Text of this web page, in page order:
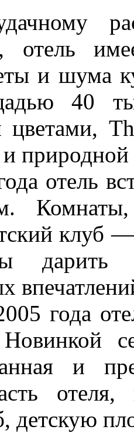
отель
и шума
40
цветами,
и
отель
клуб
года
и
детскую